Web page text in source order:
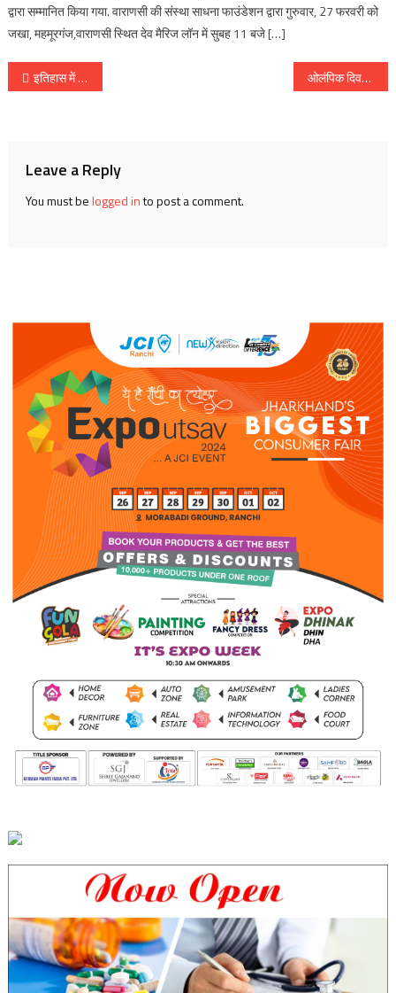
द्वारा सम्मानित किया गया. वाराणसी की संस्था साधना फाउंडेशन द्वारा गुरुवार, 27 फरवरी को
जखा, महमूरगंज,वाराणसी स्थित देव मैरिज लॉन में सुबह 11 बजे […]
Post
इतिहास में आज :: कुतुबुद्दीन ऐबक का राज्यारोहन [ 24 जून 1206 ] ओलंपिक दिवस पर आज दूसरे दिन स्केटिंग एवम योग की प्रतियोगिता संपन्न
Leave a Reply
You must belogged into post a comment.